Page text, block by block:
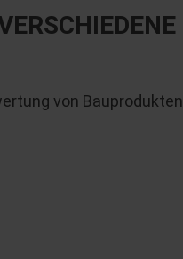
von Bauprodukten